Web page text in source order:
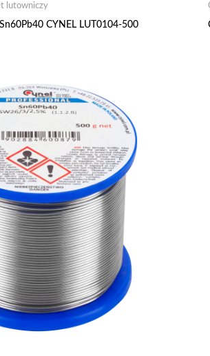
lutowniczy
CYNEL LUT0104-500